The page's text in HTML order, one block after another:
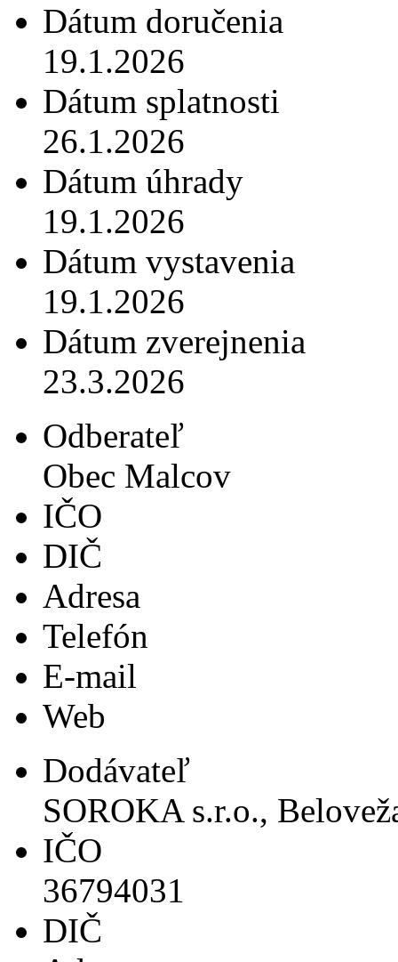
Dátum doručenia
19.1.2026
Dátum splatnosti
26.1.2026
Dátum úhrady
19.1.2026
Dátum vystavenia
19.1.2026
Dátum zverejnenia
23.3.2026
Odberateľ
Obec Malcov
IČO
DIČ
Adresa
Telefón
E-mail
Web
Dodávateľ
SOROKA s.r.o.,
IČO
36794031
DIČ